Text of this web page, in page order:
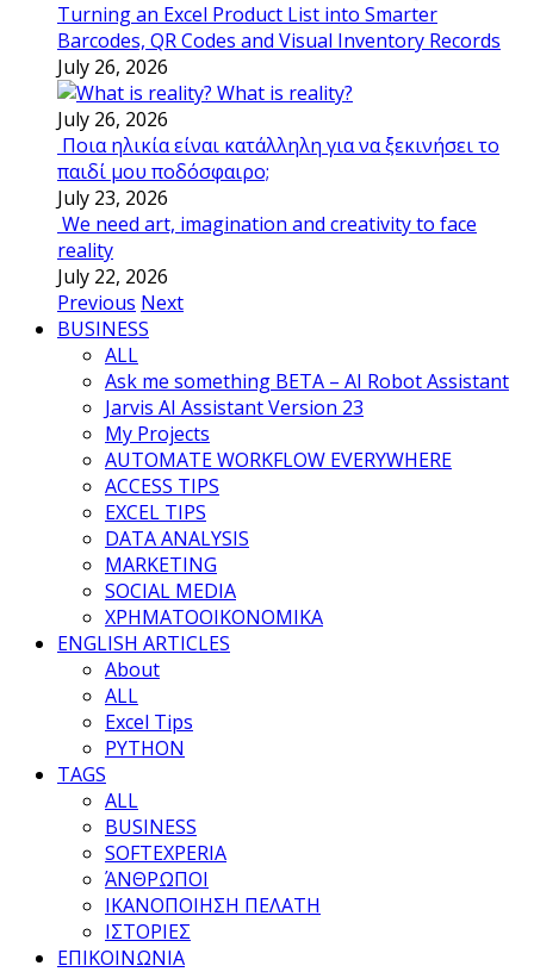
Turning an Excel Product List into Smarter
Barcodes, QR Codes and Visual Inventory Records
July 26, 2026
What is reality?
July 26, 2026
Ποια ηλικία είναι κατάλληλη για να ξεκινήσει το
παιδί μου ποδόσφαιρο;
July 23, 2026
We need art, imagination and creativity to face
reality
July 22, 2026
Previous Next
BUSINESS
ALL
Ask me something BETA – AI Robot Assistant
Jarvis AI Assistant Version 23
My Projects
AUTOMATE WORKFLOW EVERYWHERE
ACCESS TIPS
EXCEL TIPS
DATA ANALYSIS
MARKETING
SOCIAL MEDIA
ΧΡΗΜΑΤΟΟΙΚΟΝΟΜΙΚΑ
ENGLISH ARTICLES
About
ALL
Excel Tips
PYTHON
TAGS
ALL
BUSINESS
SOFTEXPERIA
ΆΝΘΡΩΠΟΙ
ΙΚΑΝΟΠΟΙΗΣΗ ΠΕΛΑΤΗ
ΙΣΤΟΡΙΕΣ
ΕΠΙΚΟΙΝΩΝΙΑ